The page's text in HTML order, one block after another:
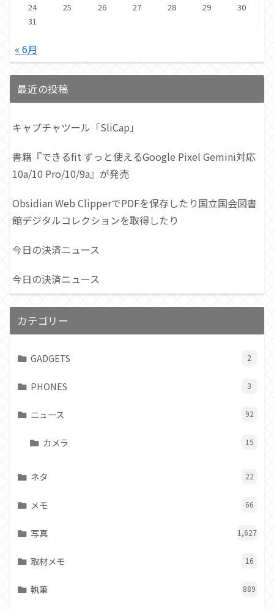
24
25 26 27 28 29
30
31
« 6月
最近の投稿
キャプチャツール「SliCap」
書籍『できるfit ずっと使えるGoogle Pixel Gemini対応
10a/10 Pro/10/9a』が発売
Obsidian Web ClipperでPDFを保存したり国立国会図書
館デジタルコレクションを取得したり
今日の決済ニュース
今日の決済ニュース
カテゴリー
GADGETS 2
PHONES 3
ニュース 92
カメラ 15
ネタ 22
メモ 66
写真 1,627
取材メモ 16
執筆 889